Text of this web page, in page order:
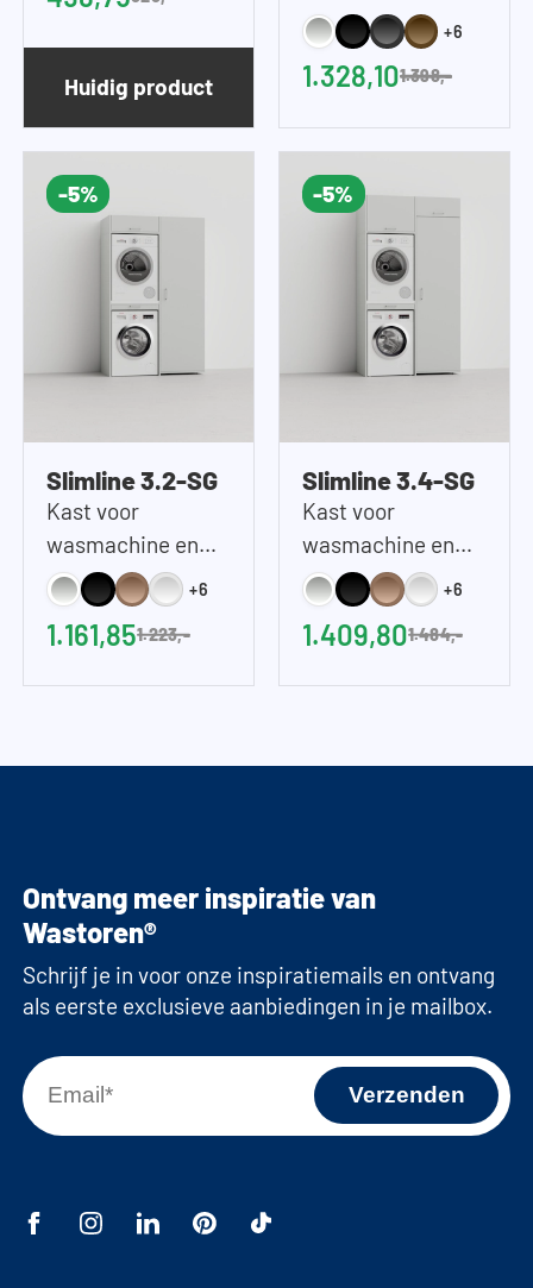
67x185 cm (BxH)
Huidig product
(BxH)
+6
1.328,101.398,-
-5%
Slimline 3.2-SG
Kast voor
wasmachine en
droger op elkaar in
Steen Grijs |
127x207 cm (BxH)
+6
1.161,851.223,-
-5%
Slimline 3.4-SG
Kast voor
wasmachine en
droger op elkaar in
Steen Grijs |
127x233 cm (BxH)
+6
1.409,801.484,-
Ontvang meer inspiratie van
Wastoren®
Schrijf je in voor onze inspiratiemails en ontvang
als eerste exclusieve aanbiedingen in je mailbox.